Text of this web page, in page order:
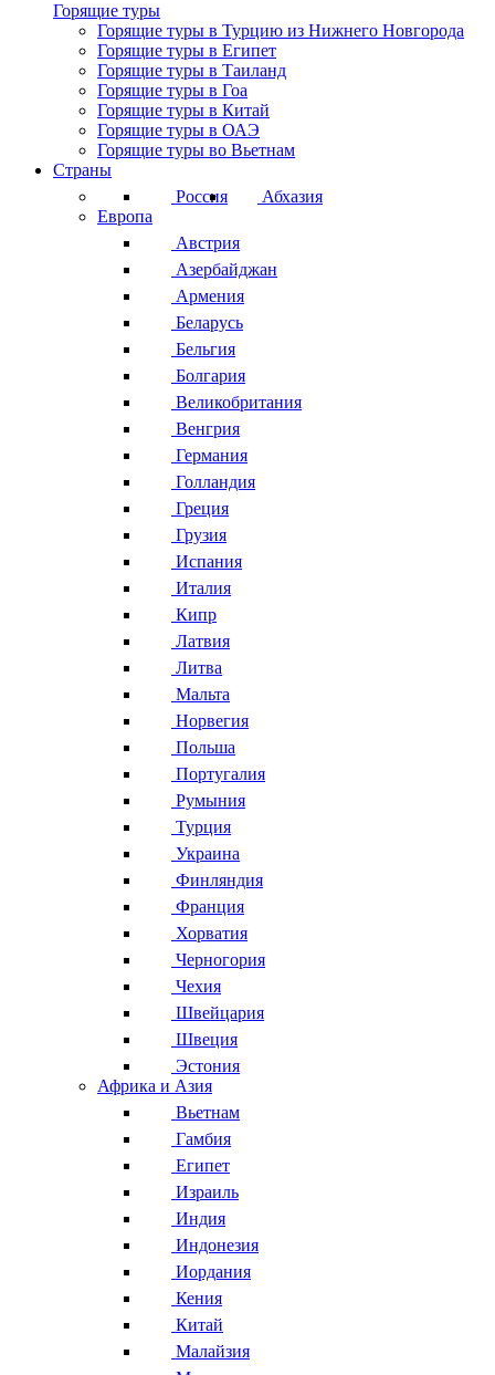
Горящие туры
Горящие туры в Турцию из Нижнего Новгорода
Горящие туры в Египет
Горящие туры в Таиланд
Горящие туры в Гоа
Горящие туры в Китай
Горящие туры в ОАЭ
Горящие туры во Вьетнам
Страны
Россия
Абхазия
Европа
Австрия
Азербайджан
Армения
Беларусь
Бельгия
Болгария
Великобритания
Венгрия
Германия
Голландия
Греция
Грузия
Испания
Италия
Кипр
Латвия
Литва
Мальта
Норвегия
Польша
Португалия
Румыния
Турция
Украина
Финляндия
Франция
Хорватия
Черногория
Чехия
Швейцария
Швеция
Эстония
Африка и Азия
Вьетнам
Гамбия
Египет
Израиль
Индия
Индонезия
Иордания
Кения
Китай
Малайзия